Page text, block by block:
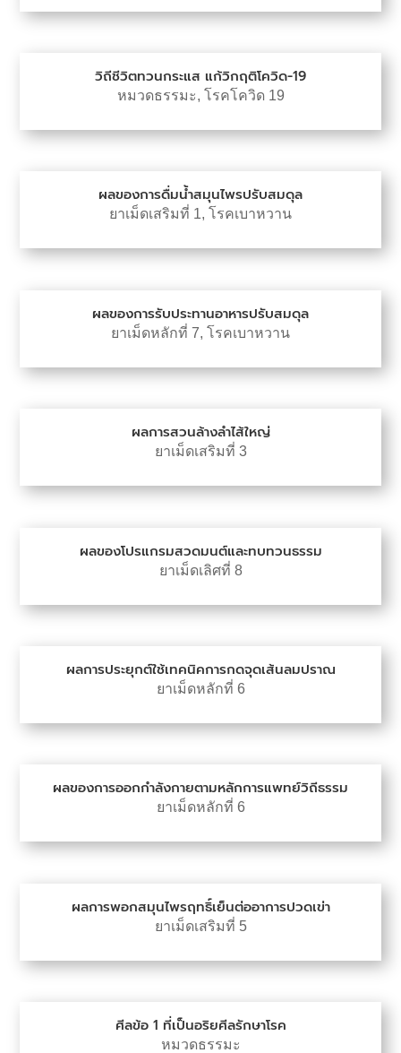
วิถีชีวิตทวนกระแส แก้วิกฤติโควิด-19
หมวดธรรมะ, โรคโควิด 19
ผลของการดื่มน้ำสมุนไพรปรับสมดุล
ยาเม็ดเสริมที่ 1, โรคเบาหวาน
ผลของการรับประทานอาหารปรับสมดุล
ยาเม็ดหลักที่ 7, โรคเบาหวาน
ผลการสวนล้างลำไส้ใหญ่
ยาเม็ดเสริมที่ 3
ผลของโปรแกรมสวดมนต์และทบทวนธรรม
ยาเม็ดเลิศที่ 8
ผลการประยุกต์ใช้เทคนิคการกดจุดเส้นลมปราณ
ยาเม็ดหลักที่ 6
ผลของการออกกำลังกายตามหลักการแพทย์วิถีธรรม
ยาเม็ดหลักที่ 6
ผลการพอกสมุนไพรฤทธิ์เย็นต่ออาการปวดเข่า
ยาเม็ดเสริมที่ 5
ศีลข้อ 1 ที่เป็นอริยศีลรักษาโรค
หมวดธรรมะ